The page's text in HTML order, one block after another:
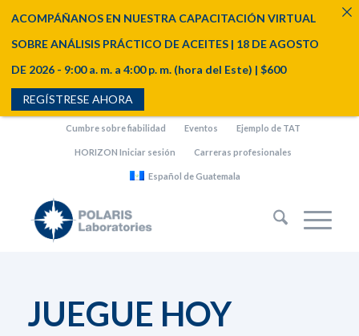
Cumbre sobre fiabilidad Eventos Ejemplo de TAT
HORIZON Iniciar sesión Carreras profesionales
Español de Guatemala
JUEGUE HOY
ACOMPÁÑANOS EN NUESTRA CAPACITACIÓN VIRTUAL
SOBRE ANÁLISIS PRÁCTICO DE ACEITES | 18 DE AGOSTO
DE 2026 - 9:00 a. m. a 4:00 p. m. (hora del Este) | $600
REGÍSTRESE AHORA